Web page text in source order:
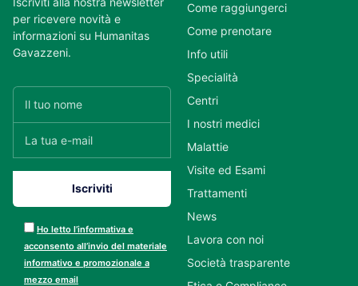
per ricevere novità e
informazioni su Humanitas
Gavazzeni.
Ho letto l’informativa e
acconsento all’invio del materiale
informativo e promozionale a
mezzo email
Come raggiungerci
Come prenotare
Info utili
Specialità
Centri
I nostri medici
Malattie
Visite ed Esami
Trattamenti
News
Lavora con noi
Società trasparente